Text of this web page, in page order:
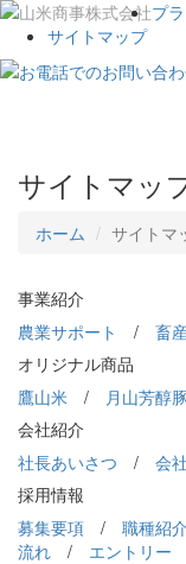
プ
サイトマップ
サイトマッ
ホーム サイトマ
事業紹介
農業サポート
/ 畜
オリジナル商品
鷹山米 / 月山芳醇
会社紹介
社長あいさつ / 会
採用情報
募集要項 / 職種紹
流れ / エントリー